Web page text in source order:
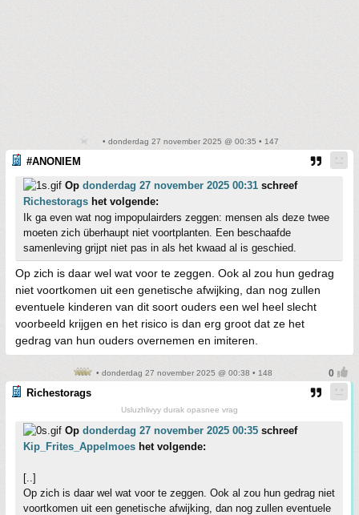
• donderdag 27 november 2025 @ 00:35 • 147
#ANONIEM
Op donderdag 27 november 2025 00:31 schreef
Richestorags het volgende:
Ik ga even wat nog impopulairders zeggen: mensen als deze twee
moeten zich überhaupt niet voortplanten. Een beschaafde
samenleving grijpt niet pas in als het kwaad al is geschied.
Op zich is daar wel wat voor te zeggen. Ook al zou hun gedrag
niet voortkomen uit een genetische afwijking, dan nog zullen
eventuele kinderen van dit soort ouders een wel heel slecht
voorbeeld krijgen en het risico is dan erg groot dat ze het
gedrag van hun ouders overnemen en imiteren.
• donderdag 27 november 2025 @ 00:38 • 148
Richestorags
Usluzhlivyy durak opasnee vrag
Op donderdag 27 november 2025 00:35 schreef
Kip_Frites_Appelmoes het volgende:
[..]
Op zich is daar wel wat voor te zeggen. Ook al zou hun gedrag niet
voortkomen uit een genetische afwijking, dan nog zullen eventuele